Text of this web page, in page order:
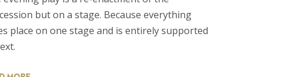
but on a stage. Because everything
place on one stage and is entirely supported